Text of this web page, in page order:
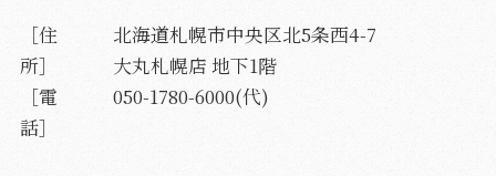
［住
所］
北海道札幌市中央区北5条西4-7
大丸札幌店 地下1階
［電
話］
050-1780-6000(代)